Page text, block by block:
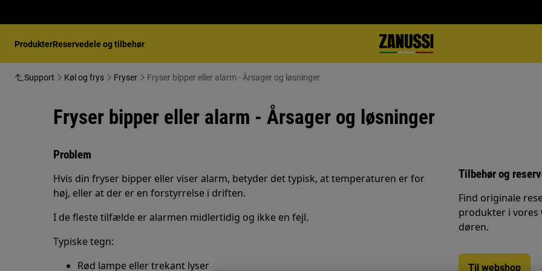
ProdukterReservedele og tilbehør
Support Køl og frys Fryser Fryser bipper eller alarm - Årsager og løsninger
Fryser bipper eller alarm - Årsager og løsninger
Problem
Hvis din fryser bipper eller viser alarm, betyder det typisk, at temperaturen er for
høj, eller at der er en forstyrrelse i driften.
I de fleste tilfælde er alarmen midlertidig og ikke en fejl.
Typiske tegn:
Rød lampe eller trekant lyser
Tilbehør og
Find originale
produkter i vores
døren.
Til webshop